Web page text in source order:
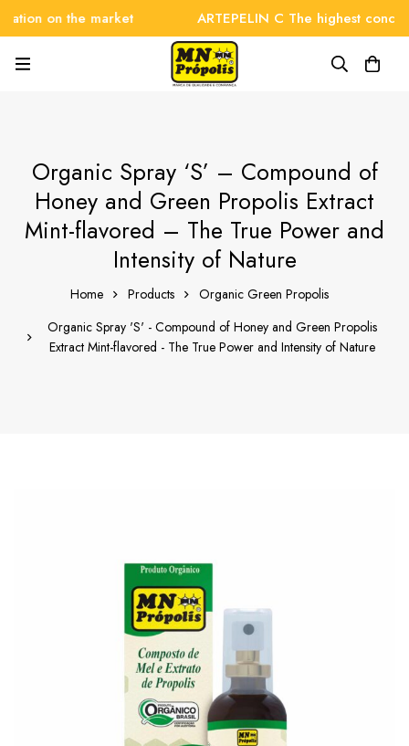
on the market ARTEPELIN C The highest
Organic Spray ‘S’ – Compound of
Honey and Green Propolis Extract
Mint-flavored – The True Power and
Intensity of Nature
Home Products
Organic Green Propolis
Organic Spray 'S' - Compound of Honey and Green Propolis
Extract Mint-flavored - The True Power and Intensity of Nature